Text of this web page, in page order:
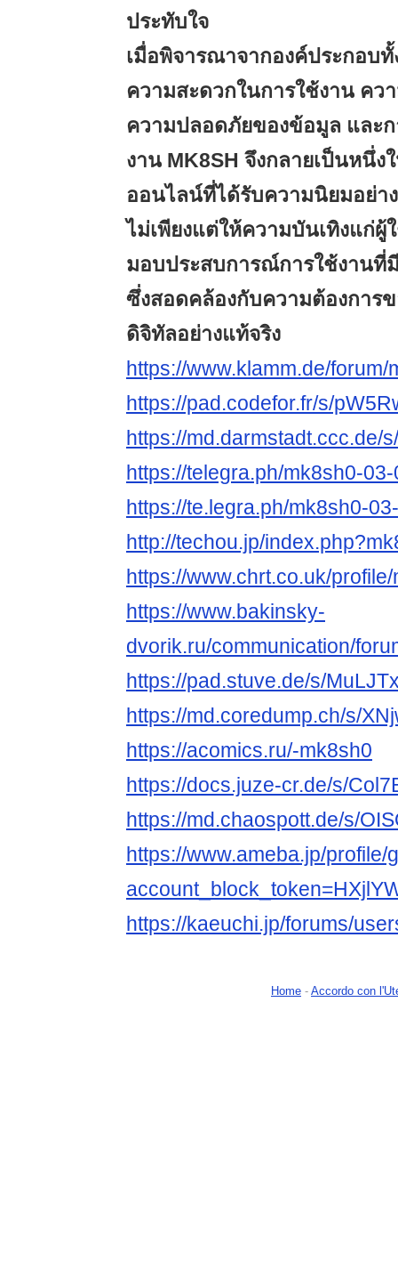
ประทับใจ
เมื่อพิจารณาจากองค์ประกอบ
ความสะดวกในการใช้งาน คว
ความปลอดภัยของข้อมูล และ
งาน MK8SH จึงกลายเป็นหนึ่
ออนไลน์ที่ได้รับความนิยมอย่า
ไม่เพียงแต่ให้ความบันเทิงแก่ผู้
มอบประสบการณ์การใช้งาน
ซึ่งสอดคล้องกับความต้องการ
ดิจิทัลอย่างแท้จริง
https://www.klamm.de/
https://pad.codefor.fr/s/
https://md.darmstadt.ccc.de/
https://telegra.ph/mk8sh0-
https://te.legra.ph/mk8sh0-
http://techou.jp/
https://www.chrt.co.uk/
https://www.bakinsky-
dvorik.ru/communication/
https://pad.stuve.de/s/
https://md.coredump.ch/s/
https://acomics.ru/-mk8sh0
https://docs.juze-cr.de/s/
https://md.chaospott.de/s/
https://www.ameba.jp/profile/
https://kaeuchi.jp/forums/
Home - Accordo con